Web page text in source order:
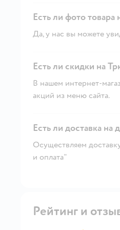
Есть ли фото товара
Да, у нас вы можете
Есть ли скидки на
В нашем интернет-
акций из меню сайта.
Есть ли доставка на
Осуществляем
и оплата"
Рейтинг и